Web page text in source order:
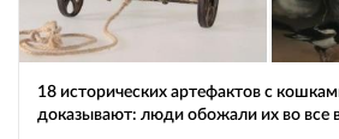
18 исторических артефактов с
доказывают: люди обожали их во все